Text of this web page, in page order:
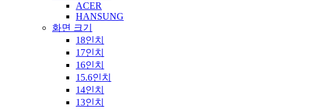
ACER
HANSUNG
화면 크기
18인치
17인치
16인치
15.6인치
14인치
13인치